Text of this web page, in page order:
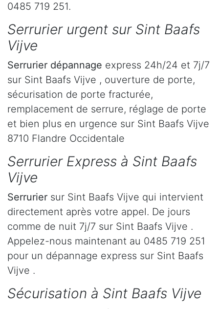
0485 719 251.
Serrurier urgent sur Sint Baafs
Vijve
Serrurier dépannage express 24h/24 et 7j/7
sur Sint Baafs Vijve , ouverture de porte,
sécurisation de porte fracturée,
remplacement de serrure, réglage de porte
et bien plus en urgence sur Sint Baafs Vijve
8710 Flandre Occidentale
Serrurier Express à Sint Baafs
Vijve
Serrurier sur Sint Baafs Vijve qui intervient
directement après votre appel. De jours
comme de nuit 7j/7 sur Sint Baafs Vijve .
Appelez-nous maintenant au 0485 719 251
pour un dépannage express sur Sint Baafs
Vijve .
Sécurisation à Sint Baafs Vijve